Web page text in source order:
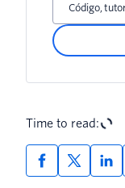
Código,
Time to read: